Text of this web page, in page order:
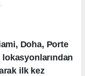
Doha, Porte
ilk kez